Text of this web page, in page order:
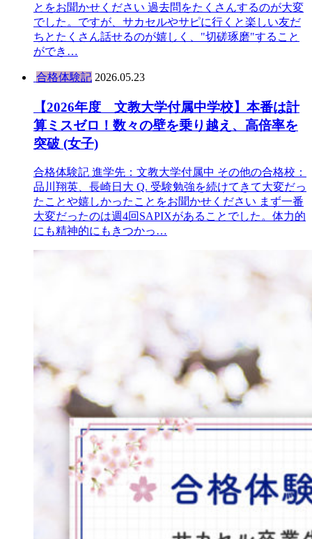
とをお聞かせください 過去問をたくさんするのが大変
でした。ですが、サカセルやサピに行くと楽しい友だ
ちとたくさん話せるのが嬉しく、"切磋琢磨"すること
ができ…
合格体験記 2026.05.23
【2026年度 文教大学付属中学校】本番は計
算ミスゼロ！数々の壁を乗り越え、高倍率を
突破 (女子)
合格体験記 進学先：文教大学付属中 その他の合格校：
品川翔英、長崎日大 Q. 受験勉強を続けてきて大変だっ
たことや嬉しかったことをお聞かせください まず一番
大変だったのは週4回SAPIXがあることでした。体力的
にも精神的にもきつかっ…